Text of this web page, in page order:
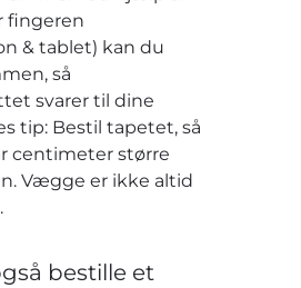
fingeren
& tablet) kan du
så
svarer til dine
tip: Bestil tapetet, så
centimeter større
Vægge er ikke altid
bestille et